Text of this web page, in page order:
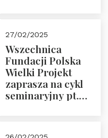
27/02/2025
Wszechnica
Fundacji Polska
Wielki Projekt
zaprasza na cykl
seminaryjny pt.